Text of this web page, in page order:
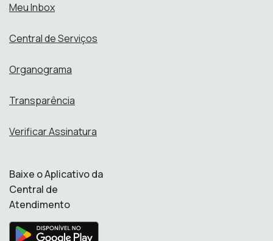
Meu Inbox
Central de Serviços
Organograma
Transparência
Verificar Assinatura
Baixe o Aplicativo da
Central de
Atendimento